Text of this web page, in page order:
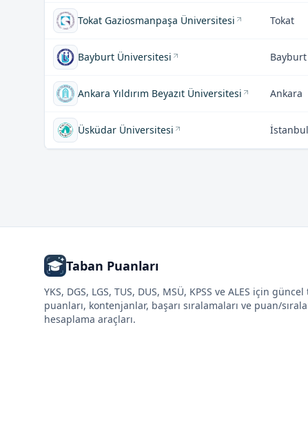
Tokat Gaziosmanpaşa Üniversitesi Tokat
Bayburt Üniversitesi Bayburt
Ankara Yıldırım Beyazıt Üniversitesi Ankara
Üsküdar Üniversitesi İstanbul
Taban Puanları
YKS, DGS, LGS, TUS, DUS, MSÜ, KPSS ve ALES için
puanları, kontenjanlar, başarı sıralamaları ve puan/
hesaplama araçları.